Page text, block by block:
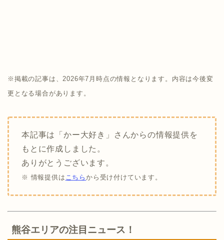
※掲載の記事は、2026年7月時点の情報となります。内容は今後変
更となる場合があります。
本記事は「かー大好き」さんからの情報提供を
もとに作成しました。
ありがとうございます。
※ 情報提供は こちらから受け付けています。
熊谷エリアの注目ニュース！